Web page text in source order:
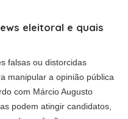
eleitoral e quais
falsas ou distorcidas
manipular a opinião pública
com Márcio Augusto
podem atingir candidatos,